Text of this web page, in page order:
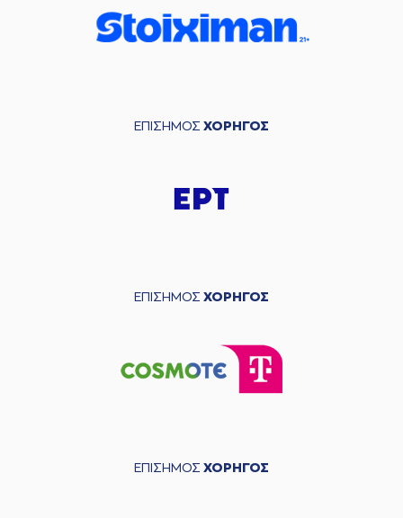
ΕΠΙΣΗΜΟΣ ΧΟΡΗΓΟΣ
ΕΠΙΣΗΜΟΣ ΧΟΡΗΓΟΣ
ΕΠΙΣΗΜΟΣ ΧΟΡΗΓΟΣ